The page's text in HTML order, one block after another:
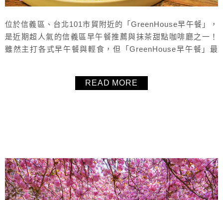
位於信義區、台北101市貿附近的「GreenHouse早午餐」，
是近期超人氣的信義區早午餐推薦與抹茶甜點咖啡廳之一！
雖然主打各式早午餐與輕食，但「GreenHouse早午餐」最
點，讓抹茶控每次造訪都有驚喜。店內以溫室森林系風格打
造，氣氛非常好，無論是和朋友、姐妹、家人聚餐聊天，還
READ MORE
About